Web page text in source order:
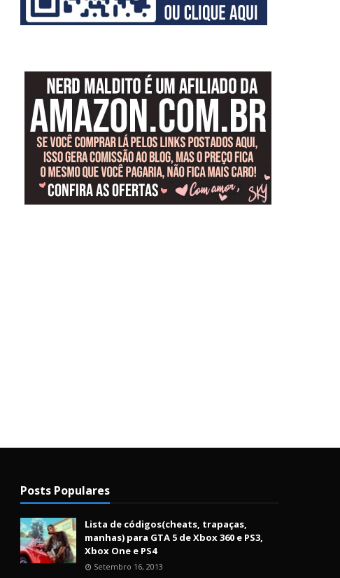
Posts Populares
Lista de códigos(cheats, trapaças,
manhas) para GTA 5 de Xbox 360 e PS3,
Xbox One e PS4
Setembro 16, 2013